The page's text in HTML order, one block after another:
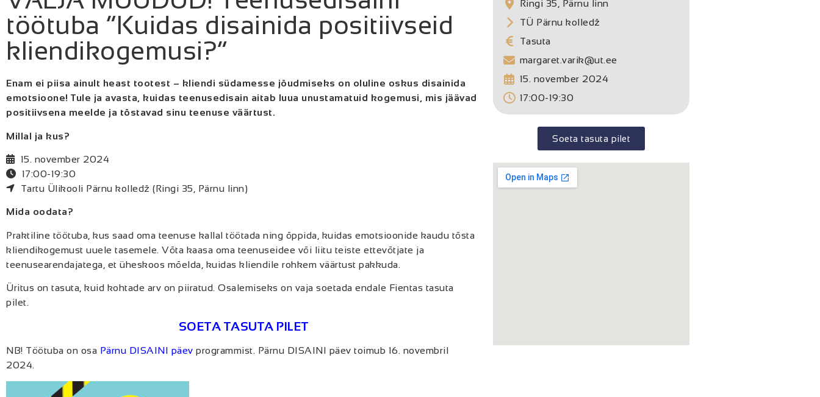
töötuba “Kuidas disainida positiivseid
kliendikogemusi?”
Enam ei piisa ainult heast tootest – kliendi südamesse jõudmiseks on oluline oskus disainida
emotsioone! Tule ja avasta, kuidas teenusedisain aitab luua unustamatuid kogemusi, mis jäävad
positiivsena meelde ja tõstavad sinu teenuse väärtust.
Millal ja kus?
15. november 2024
17:00-19:30
Tartu Ülikooli Pärnu kolledž (Ringi 35, Pärnu linn)
Mida oodata?
Praktiline töötuba, kus saad oma teenuse kallal töötada ning õppida, kuidas emotsioonide kaudu tõsta
kliendikogemust uuele tasemele. Võta kaasa oma teenuseidee või liitu teiste ettevõtjate ja
teenusearendajatega, et üheskoos mõelda, kuidas kliendile rohkem väärtust pakkuda.
Üritus on tasuta, kuid kohtade arv on piiratud. Osalemiseks on vaja soetada endale Fientas tasuta
pilet.
SOETA TASUTA PILET
NB! Töötuba on osa Pärnu DISAINI päev programmist. Pärnu DISAINI päev toimub 16. novembril
2024.
Ringi 35, Pärnu linn
TÜ Pärnu kolledž
Tasuta
margaret.varik@ut.ee
15. november 2024
17:00-19:30
Soeta tasuta pilet